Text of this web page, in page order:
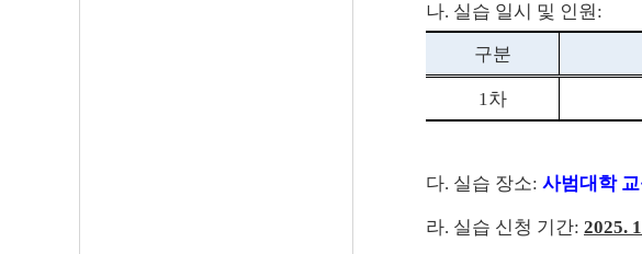
나. 실습 일시 및 인원 :
구분
1차
다. 실습 장소: 사범대학
라. 실습 신청 기간: 2025.